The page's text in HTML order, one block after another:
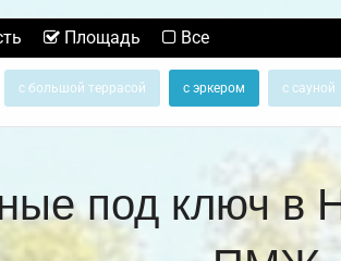
Площадь Все
с большой террасой с эркером с сауной
под ключ в